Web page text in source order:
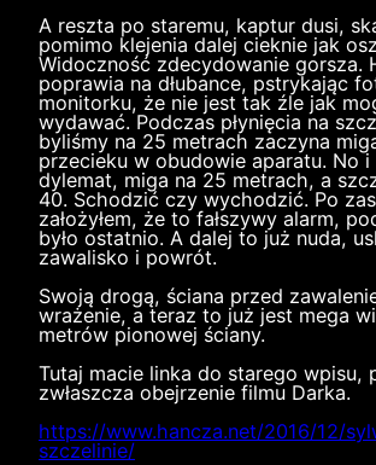
A reszta po staremu, kaptur dusi,
pomimo klejenia dalej cieknie jak
Widoczność zdecydowanie gorsza.
poprawia na dłubance, pstrykając
monitorku, że nie jest tak źle jak
wydawać. Podczas płynięcia na
byliśmy na 25 metrach zaczyna
przecieku w obudowie aparatu. No i
dylemat, miga na 25 metrach, a
40. Schodzić czy wychodzić. Po
założyłem, że to fałszywy alarm,
było ostatnio. A dalej to już nuda,
zawalisko i powrót.
Swoją drogą, ściana przed
wrażenie, a teraz to już jest mega
metrów pionowej ściany.
Tutaj macie linka do starego wpisu,
zwłaszcza obejrzenie filmu Darka.
https://www.hancza.net/2016/12/
szczelinie/